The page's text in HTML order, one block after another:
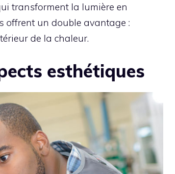
transforment la lumière en
offrent un double avantage :
de la chaleur.
esthétiques